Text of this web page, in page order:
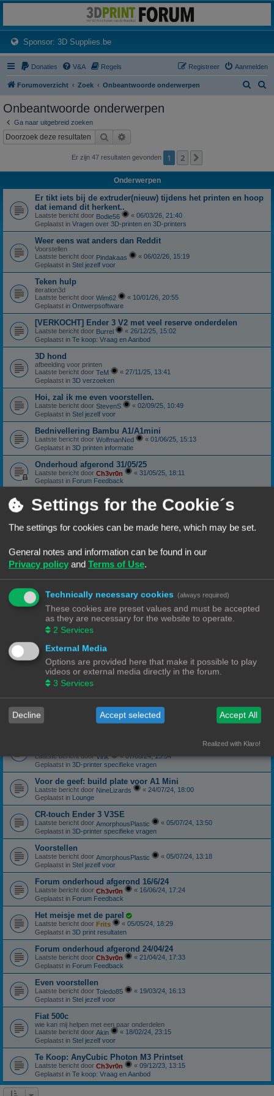
Het 3D print forum van de Benelux na de sluiting van 3dprintforum.nl
Sponsor: 3D Supplies.be(Opens a new tab)
Donaties V&A Regels Aanmelden
Registreer
Forumoverzicht Zoek Onbeantwoorde onderwerpen
Onbeantwoorde onderwerpen
Ga naar uitgebreid zoeken
Zoek
Er zijn 47 resultaten gevonden 1 2
Onderwerpen
Er tikt iets bij de extruder(nieuw) tijdens het printen en hoop
dat iemand dit herkent..
Laatste bericht door Bodie56 « 06/03/26, 21:40
Geplaatst in Vragen over 3D-printen en 3D-printers
Weer eens wat anders dan Reddit
Voorstellen
Laatste bericht door Pindakaas « 06/02/26, 15:19
Geplaatst in Stel jezelf voor
Teken hulp
iteration3d
Laatste bericht door Wim62 « 10/01/26, 20:55
Geplaatst in Ontwerpsoftware
[VERKOCHT] Ender 3 V2 met veel reserve onderdelen
Laatste bericht door Burrel « 26/12/25, 15:02
Geplaatst in Te koop: Vraag en Aanbod
3D hond
afbeelding voor printen
Laatste bericht door TeM « 27/11/25, 13:41
Geplaatst in 3D verzoeken
Hoi, zal ik me even voorstellen.
Laatste bericht door StevenS « 02/09/25, 10:49
Geplaatst in Stel jezelf voor
Bednivellering Bambu A1/A1mini
Laatste bericht door WolfmanNed « 01/06/25, 15:13
Geplaatst in 3D printen informatie
Onderhoud afgerond 31/05/25
Laatste bericht door Ch3vr0n « 31/05/25, 18:11
Geplaatst in Forum Feedback
Sunlu S4: Nieuwstaat
Laatste bericht doorCh3vr0n
11/01/25, 18:06
Te koop: Vraag en Aanbod
Anycubic Viper extruder.
Geplaatst in
3D-printer specifieke vragen
canbus (Ebb42/U2C) opgelost probleem
Geplaatst inKlipper
Forum onderhoud afgerond 08/09/24
phppbb update 3.3.13
Laatste bericht door Ch3vr0n «08/09/24, 13:06
Geplaatst in Forum Feedback
Laatste bericht doorJansC
Geplaatst in
Moeilijk filament (qua bed adhesie)
Laatste bericht door
ROG STRIX Scope DELUXE RGB Toetsenbord
Laatste bericht door Ch3vr0n « 12/08/24, 21:04
Geplaatst in
Te koop: Vraag en Aanbod
Laatste bericht doorVink «07/08/24, 15:54
Geplaatst in 3D-printer specifieke vragen
Voor de geef: build plate voor A1 Mini
Laatste bericht door NineLizards « 24/07/24, 18:00
Geplaatst in Lounge
CR-touch Ender 3 V3SE
Laatste bericht door AmorphousPlastic « 05/07/24, 13:50
Geplaatst in 3D-printer specifieke vragen
Voorstellen
Laatste bericht door AmorphousPlastic « 05/07/24, 13:18
Geplaatst in Stel jezelf voor
Forum onderhoud afgerond 16/6/24
Laatste bericht door Ch3vr0n « 16/06/24, 17:24
Geplaatst in Forum Feedback
Het meisje met de parel
Laatste bericht door Frits « 05/05/24, 18:29
Geplaatst in 3D print resultaten
Forum onderhoud afgerond 24/04/24
Laatste bericht door Ch3vr0n « 21/04/24, 17:33
Geplaatst in Forum Feedback
Even voorstellen
Laatste bericht door Toledo85 « 19/03/24, 16:13
Geplaatst in Stel jezelf voor
Fiat 500c
wie kan mij helpen met een paar onderdelen
Laatste bericht door Akin « 18/02/24, 23:15
Geplaatst in Stel jezelf voor
Te Koop: AnyCubic Photon M3 Printset
Laatste bericht door Ch3vr0n « 09/12/23, 13:15
Geplaatst in Te koop: Vraag en Aanbod
Settings for the Cookie´s
The settings for cookies can be made here, which may be set.
General notes and information can be found in our
Privacy policy and Terms of Use.
Technically necessary cookies (always required)
These cookies are preset values and must be accepted
as they are necessary for the website to operate.
2 Services
External Media
Options are provided here that make it possible to play
videos or external media directly in the forum.
3 Services
Decline Accept selected Accept All
Realized with Klaro!